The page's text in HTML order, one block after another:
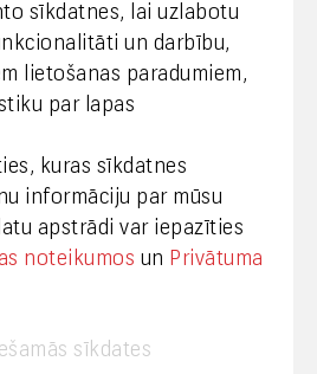
sīkdatnes, lai uzlabotu
un darbību,
lietošanas paradumiem,
par lapas
kuras sīkdatnes
informāciju par mūsu
apstrādi var iepazīties
noteikumos un Privātuma
sīkdates
radio un televīzijas centrs,